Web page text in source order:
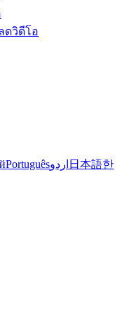
ดวิดีโอ
Portuguêsاردو 日本語한